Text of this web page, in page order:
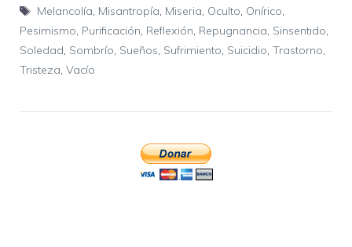
Etiquetas
Melancolía, Misantropía, Miseria, Oculto, Onírico,
Pesimismo, Purificación, Reflexión, Repugnancia, Sinsentido,
Soledad, Sombrío, Sueños, Sufrimiento, Suicidio, Trastorno,
Tristeza, Vacío